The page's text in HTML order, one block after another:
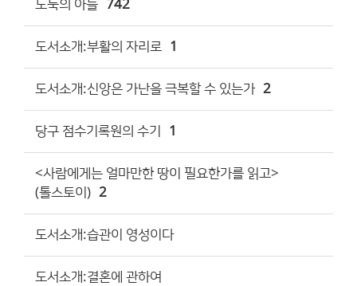
도둑의 아들 742
도서소개:부활의 자리로 1
도서소개:신앙은 가난을 극복할 수 있는가 2
당구 점수기록원의 수기 1
<사람에게는 얼마만한 땅이 필요한가를 읽고>
(톨스토이) 2
도서소개:습관이 영성이다
도서소개:결혼에 관하여